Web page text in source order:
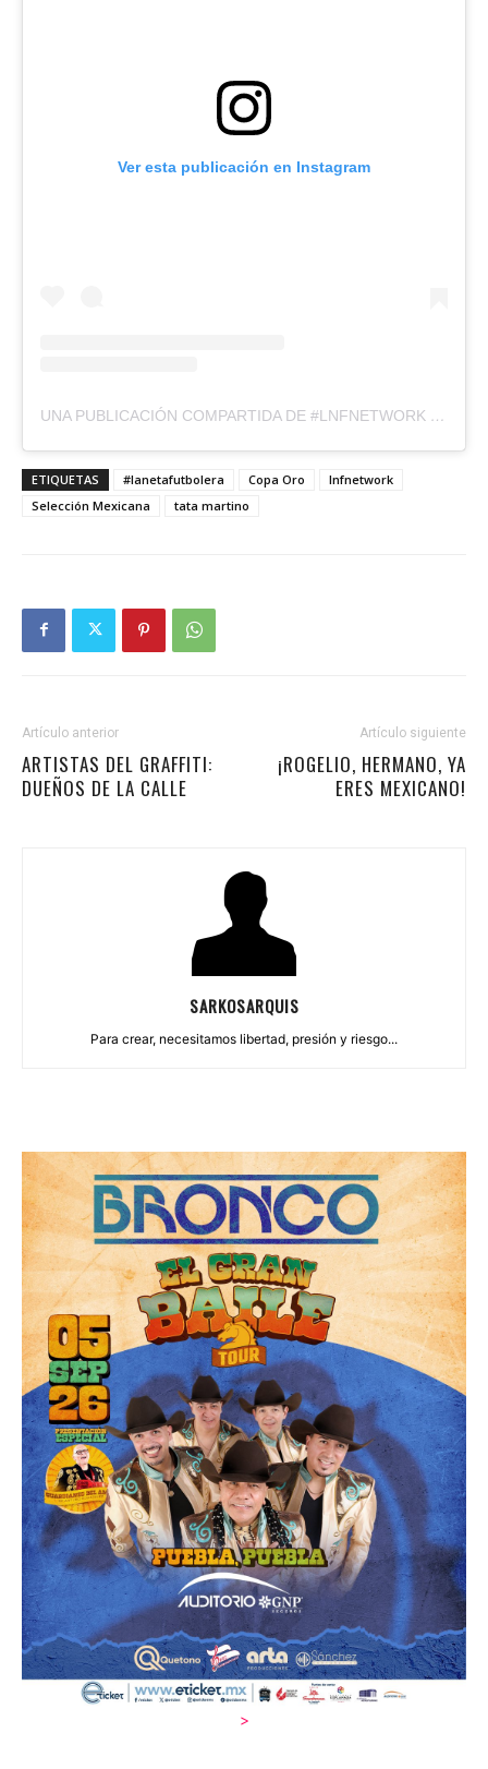
Ver esta publicación en Instagram
UNA PUBLICACIÓN COMPARTIDA DE #LNFNETWORK (@LNFNETWORK)
ETIQUETAS #lanetafutbolera Copa Oro
lnfnetwork
Selección Mexicana
tata martino
Artículo anterior
ARTISTAS DEL GRAFFITI:
DUEÑOS DE LA CALLE
Artículo siguiente
¡ROGELIO, HERMANO, YA
ERES MEXICANO!
SARKOSARQUIS
Para crear, necesitamos libertad, presión y riesgo...
>